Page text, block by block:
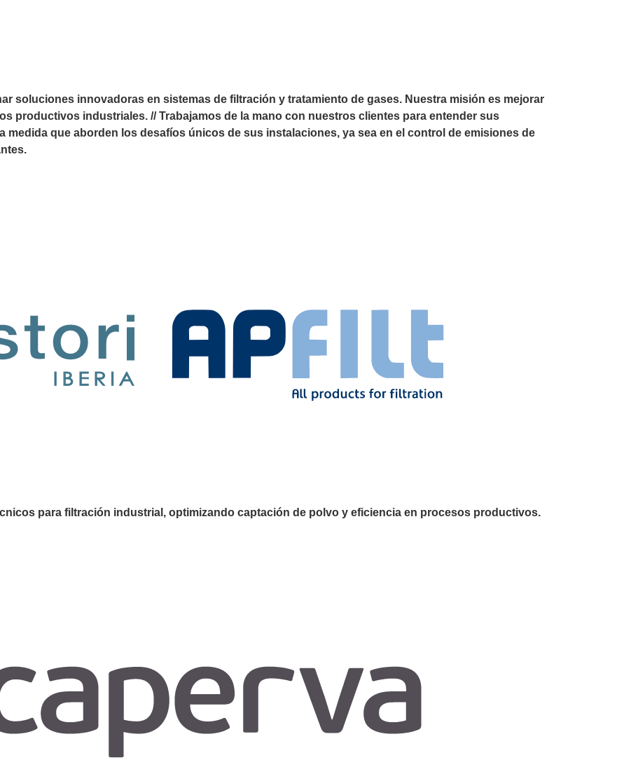
soluciones innovadoras en sistemas de filtración y tratamiento de gases. Nuestra misión es mejorar
productivos industriales. // Trabajamos de la mano con nuestros clientes para entender sus
medida que aborden los desafíos únicos de sus instalaciones, ya sea en el control de emisiones de
para filtración industrial, optimizando captación de polvo y eficiencia en procesos productivos.